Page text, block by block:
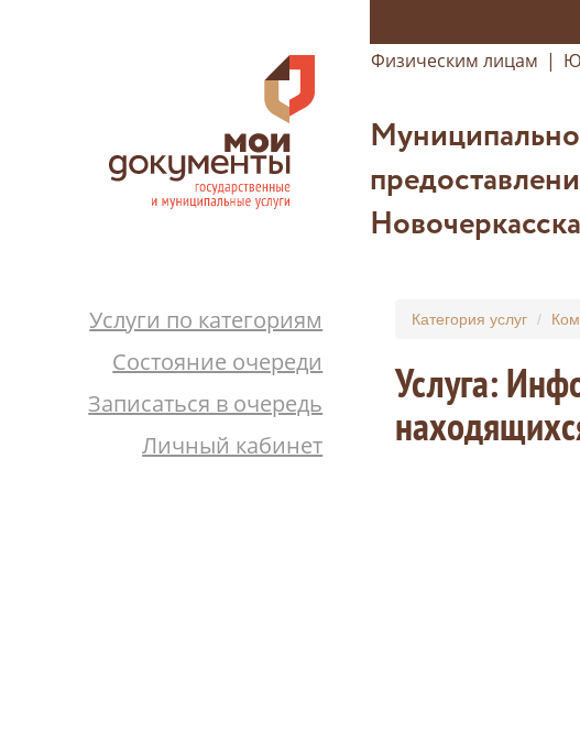
Физическим лицам |
Услуги по категориям
Состояние очереди
Записаться в очередь
Личный кабинет
Категория услуг
Услуга: